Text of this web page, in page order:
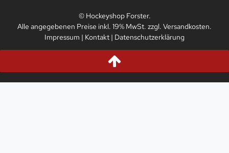
© Hockeyshop Forster.
Alle angegebenen Preise inkl. 19% MwSt. zzgl. Versandkosten.
Impressum | Kontakt | Datenschutzerklärung